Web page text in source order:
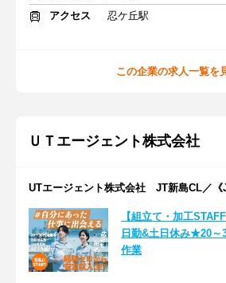
アクセス
忍ケ丘駅
この企業の求人一覧を
ＵＴエージェント株式会社
UTエージェント株式会社 JT新島CL／《
【組立て・加工
日勤&土日休み★20
作業